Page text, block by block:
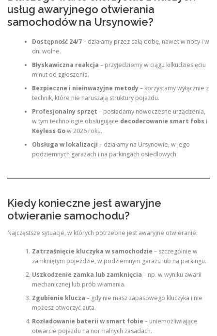
usług awaryjnego otwierania
samochodów na Ursynowie?
Dostępność 24/7– działamy przez całą dobę, nawet w nocy i w
dni wolne.
Błyskawiczna reakcja – przyjedziemy w ciągu kilkudziesięciu
minut od zgłoszenia.
Bezpieczne i nieinwazyjne metody– korzystamy wyłącznie z
technik, które nie naruszają struktury pojazdu.
Profesjonalny sprzęt – posiadamy nowoczesne urządzenia,
w tym technologie obsługujące decoderowanie smart fobs i
Keyless Gow 2026 roku.
Obsługa w lokalizacji – działamy na Ursynowie, w jego
podziemnych garażach i na parkingach osiedlowych.
Kiedy konieczne jest awaryjne
otwieranie samochodu?
Najczęstsze sytuacje, w których potrzebne jest awaryjne otwieranie:
Zatrzaśnięcie kluczyka w samochodzie – szczególnie w
zamkniętym pojeździe, w podziemnym garażu lub na parkingu.
Uszkodzenie zamka lub zamknięcia – np. w wyniku awarii
mechanicznej lub prób włamania.
Zgubienie klucza – gdy nie masz zapasowego kluczyka i nie
możesz otworzyć auta.
Rozładowanie baterii w smart fobie – uniemożliwiające
otwarcie pojazdu na normalnych zasadach.